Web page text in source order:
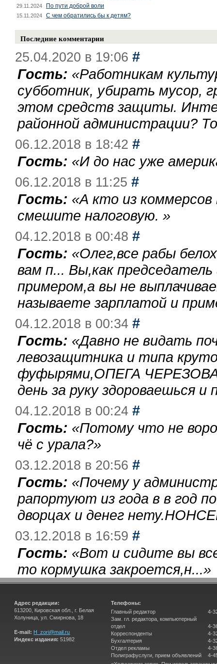
29.11.2024 По пути доброй воли
15.11.2024 С чем обратились бы к детям?
Последние комментарии
25.04.2020 в 19:06 #
Гость: «Работникам
субботник, убирать мусор,
этом средств защиты.
районной администрации?
06.12.2018 в 18:42 #
Гость: «И до нас уже
06.12.2018 в 11:25 #
Гость: «А кто из
смешите налоговую. »
04.12.2018 в 00:48 #
Гость: «Олег,все рабы
вам п... Вы,как
примером,а вы не
называете зарплатой и
04.12.2018 в 00:34 #
Гость: «Давно не видать
левозащитника и типа
фуфырями,ОПЕГА
день за руку здороваешься
04.12.2018 в 00:24 #
Гость: «Потому что не
чё с урала?»
03.12.2018 в 20:56 #
Гость: «Почему у
рапортуют из года в в год
дворцах и денег
03.12.2018 в 16:59 #
Гость: «Вот и сидите вы
то кормушка закроется,н...»
Адрес редакции:
613200, Кировская обл., г. Белая
Холуница, ул. Смирнова, 18
E-mail: H_zori@mail.ru
Индекс издания: 51982
Телефоны:
Главный редактор
Зам. гл. редактора, компьютерный
отдел
Корреспонденты
Бухгалтерия
Отдел рекламы
Полиграфуслуги, прием объявлений
4-
4-
4-
4-
4-
4-